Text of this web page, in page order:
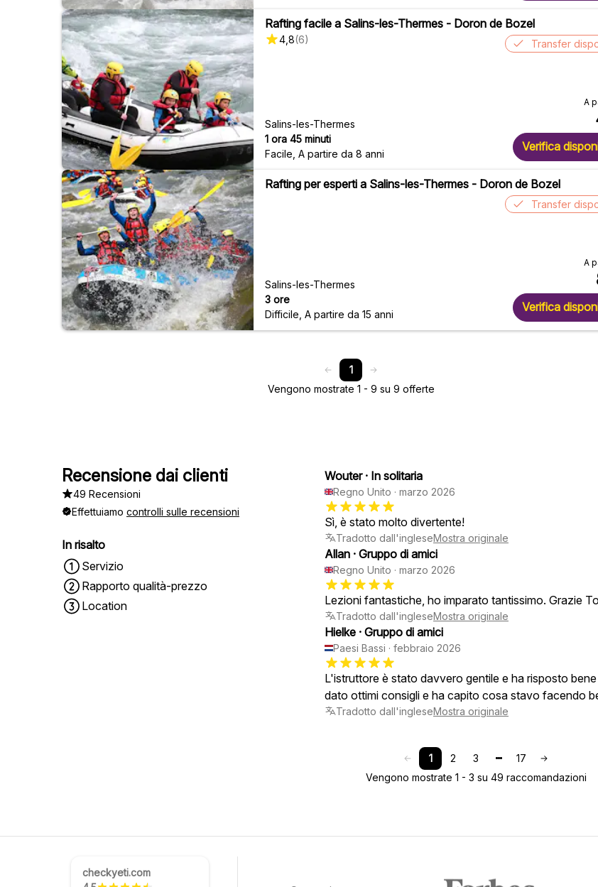
Rafting facile a Salins-les-Thermes - Doron de Bozel
4,8(6)
Salins-les-Thermes
1 ora 45 minuti
Facile A partire da 8 anni
Transfer
A
Verifica
Rafting per esperti a Salins-les-Thermes - Doron de Bozel
Salins-les-Thermes
3 ore
Difficile A partire da 15 anni
Transfer
A
Verifica
1
Vengono mostrate 1 - 9 su 9 offerte
Recensione dai clienti
49 Recensioni
Effettuiamo controlli sulle recensioni
In risalto
Servizio
Rapporto qualità-prezzo
Location
Wouter · In solitaria
Regno Unito · marzo 2026
Sì, è stato molto divertente!
Tradotto dall'ingleseMostra originale
Allan · Gruppo di amici
Regno Unito · marzo 2026
Lezioni fantastiche, ho imparato tantissimo. Grazie
Tradotto dall'ingleseMostra originale
Hielke · Gruppo di amici
Paesi Bassi · febbraio 2026
L'istruttore è stato davvero gentile e ha risposto
dato ottimi consigli e ha capito cosa stavo facendo
Tradotto dall'ingleseMostra originale
1 2 3
17
Vengono mostrate 1 - 3 su 49 raccomandazioni
checkyeti.com